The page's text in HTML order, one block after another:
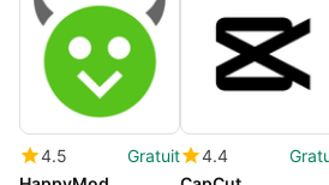
4.5
Gratuit
4.4